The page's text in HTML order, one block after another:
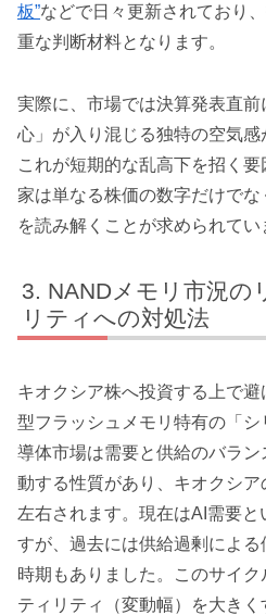
板”などで日々更新されており
重な判断材料となります。
実際に、市場では決算発表直
心」が入り混じる独特の空気感
これが短期的な乱高下を招く
家は単なる株価の数字だけでな
を読み解くことが求められてい
NANDメモリ市況の
リティへの対処法
キオクシア株へ投資する上で
型フラッシュメモリ特有の「
導体市場は需要と供給のバラ
動する性質があり、キオクシア
左右されます。現在はAI需要と
すが、過去には供給過剰によ
時期もありました。このサイ
ティリティ（変動幅）を大きく